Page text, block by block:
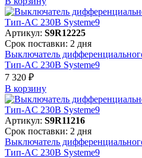
Артикул: S9R12225
Срок поставки: 2 дня
Выключатель
Тип-AC 230В Systeme9
7 320 ₽
В корзинy
Артикул: S9R11216
Срок поставки: 2 дня
Выключатель
Тип-AC 230В Systeme9